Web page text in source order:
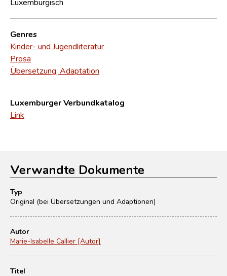
Genres
Kinder- und Jugendliteratur
Prosa
Übersetzung, Adaptation
Luxemburger Verbundkatalog
Link
Verwandte Dokumente
Typ
Original (bei Übersetzungen und Adaptionen)
Autor
Marie-Isabelle Callier [Autor]
Titel